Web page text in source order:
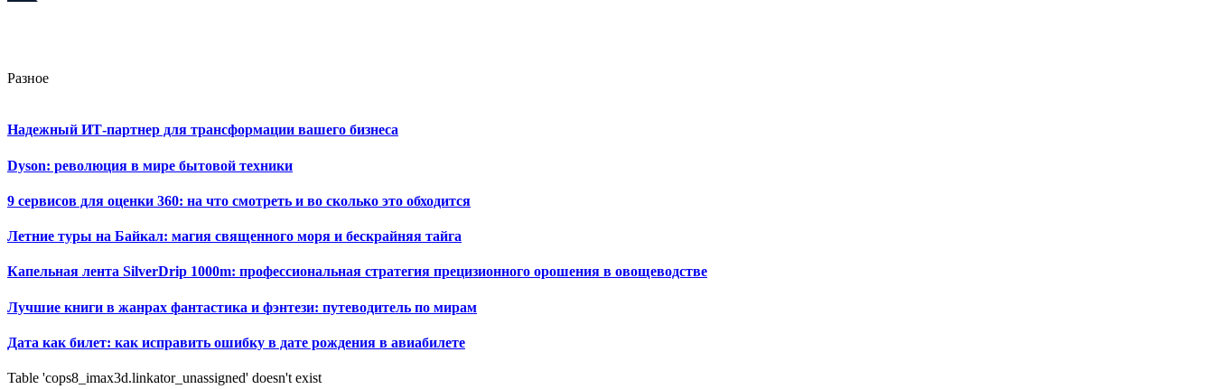
Разное
Надежный ИТ-партнер для трансформации вашего бизнеса
Dyson: революция в мире бытовой техники
9 сервисов для оценки 360: на что смотреть и во сколько это обходится
Летние туры на Байкал: магия священного моря и бескрайняя тайга
Капельная лента SilverDrip 1000m: профессиональная стратегия прецизионного орошения в овощеводстве
Лучшие книги в жанрах фантастика и фэнтези: путеводитель по мирам
Дата как билет: как исправить ошибку в дате рождения в авиабилете
Table 'cops8_imax3d.linkator_unassigned' doesn't exist